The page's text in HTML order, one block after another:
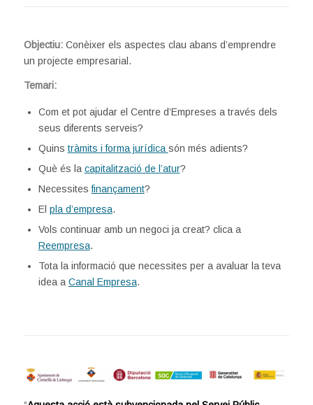
Objectiu: Conèixer els aspectes clau abans d’emprendre
un projecte empresarial.
Temari:
Com et pot ajudar el Centre d’Empreses a través dels
seus diferents serveis?
Quins tràmits i forma jurídica són més adients?
Què és la capitalització de l’atur?
Necessitesfinançament?
El pla d’empresa.
Vols continuar amb un negoci ja creat? clica a
Reempresa.
Tota la informació que necessites per a avaluar la teva
idea a Canal Empresa.